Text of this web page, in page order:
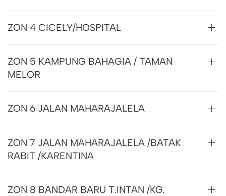
ZON 4 CICELY/HOSPITAL
ZON 5 KAMPUNG BAHAGIA / TAMAN
MELOR
ZON 6 JALAN MAHARAJALELA
ZON 7 JALAN MAHARAJALELA /BATAK
RABIT /KARENTINA
ZON 8 BANDAR BARU T.INTAN /KG.